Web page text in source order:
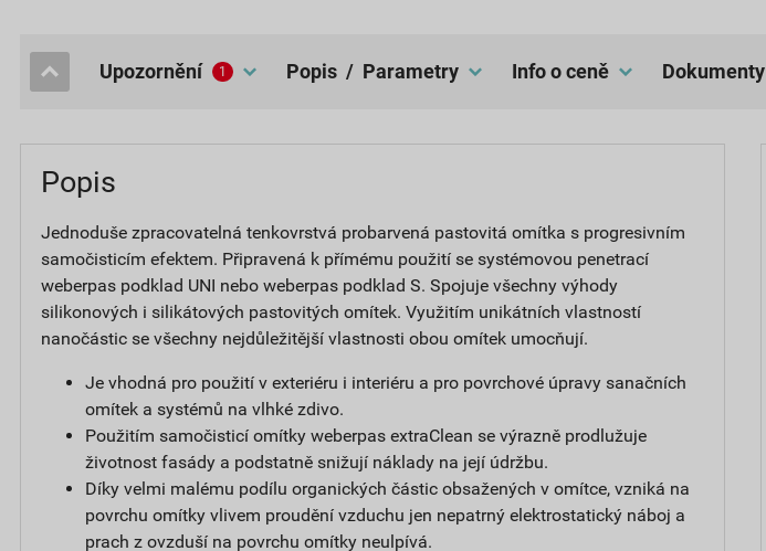
popis / Parametry
upozornění 1 Info o ceně dokumenty
Popis
Jednoduše zpracovatelná tenkovrstvá probarvená pastovitá omítka s progresivním
samočisticím efektem. Připravená k přímému použití se systémovou penetrací
weberpas podklad UNI nebo weberpas podklad S. Spojuje všechny výhody
silikonových i silikátových pastovitých omítek. Využitím unikátních vlastností
nanočástic se všechny nejdůležitější vlastnosti obou omítek umocňují.
Je vhodná pro použití v exteriéru i interiéru a pro povrchové úpravy sanačních
omítek a systémů na vlhké zdivo.
Použitím samočisticí omítky weberpas extraClean se výrazně prodlužuje
životnost fasády a podstatně snižují náklady na její údržbu.
Díky velmi malému podílu organických částic obsažených v omítce, vzniká na
povrchu omítky vlivem proudění vzduchu jen nepatrný elektrostatický náboj a
prach z ovzduší na povrchu omítky neulpívá.